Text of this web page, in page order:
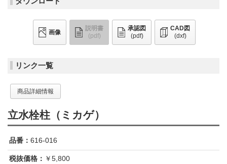
画像
説明書
(pdf)
承認図
(pdf)
CAD図
(dxf)
リンク一覧
商品詳細情報
立水栓柱（ミカゲ）
品番： 616-016
税抜価格： ￥5,800